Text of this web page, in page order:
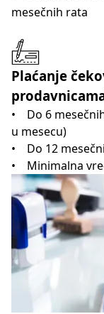
mesečnih rata
Plaćanje
• Do 6
u mesecu)
• Do 12
• Minimalna